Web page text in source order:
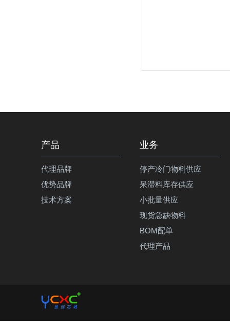
产品
代理品牌
优势品牌
技术方案
业务
停产冷门物料供应
呆滞料库存供应
小批量供应
现货急缺物料
BOM配单
代理产品